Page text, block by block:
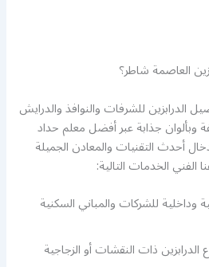
العاصمة شاطر؟
الدرابزين للشرفات والنوافذ والدرايش
وبألوان جذابة عبر أفضل معلم حداد
أحدث التقنيات والمعادن الجميلة
الفني الخدمات التالية:
وداخلية للشركات والمباني السكنية
ذات النقشات أو الزجاجية